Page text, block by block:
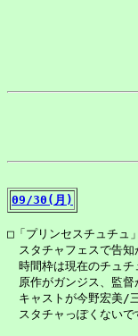
09/30(月)
□「プリンセスチュチュ
スタチャフェスで告知
時間枠は現在のチュチ
原作がガンジス、監督
キャストが今野宏美/
スタチャっぽくないで